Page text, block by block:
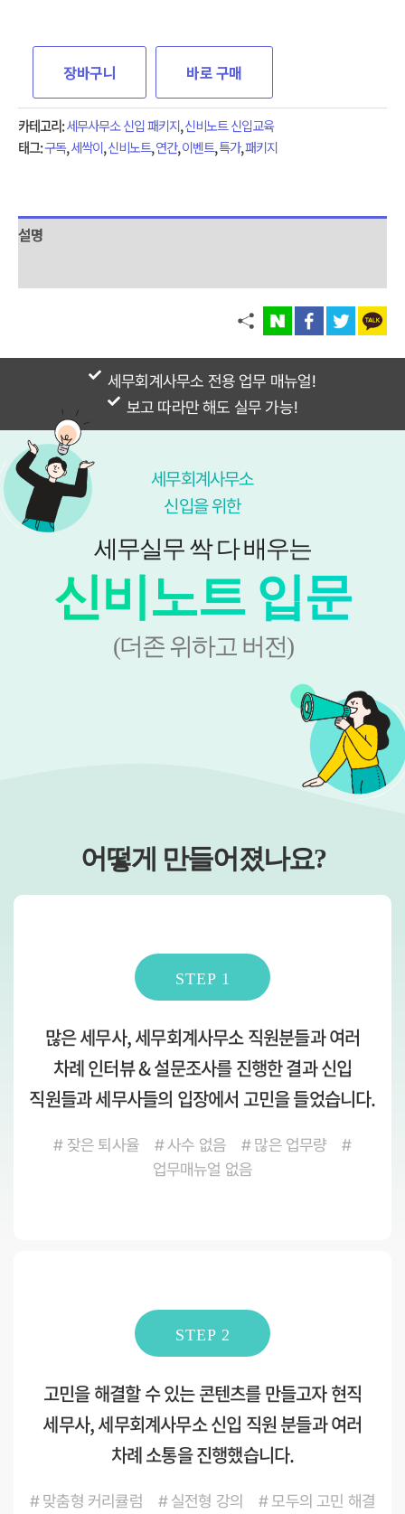
장바구니 바로 구매
카테고리:세무사무소 신입 패키지,신비노트 신입교육
태그:구독,세싹이,신비노트,연간,이벤트,특가,패키지
설명
세무회계사무소 전용 업무 매뉴얼!
보고 따라만 해도 실무 가능!
세무회계사무소
신입을 위한
세무실무 싹 다 배우는
신비노트 입문
(더존 위하고 버전)
어떻게 만들어졌나요?
STEP 1
많은 세무사, 세무회계사무소 직원분들과 여러
차례 인터뷰 & 설문조사를 진행한 결과 신입
직원들과 세무사들의 입장에서 고민을 들었습니다.
# 잦은 퇴사율 # 사수 없음 # 많은 업무량 #
업무매뉴얼 없음
STEP 2
고민을 해결할 수 있는 콘텐츠를 만들고자 현직
세무사, 세무회계사무소 신입 직원 분들과 여러
차례 소통을 진행했습니다.
# 맞춤형 커리큘럼 # 실전형 강의 # 모두의 고민 해결